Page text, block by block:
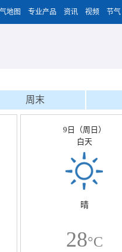
地图 专业产品 资讯 视频 节气
周末
9日（周日）
白天
晴
28°C